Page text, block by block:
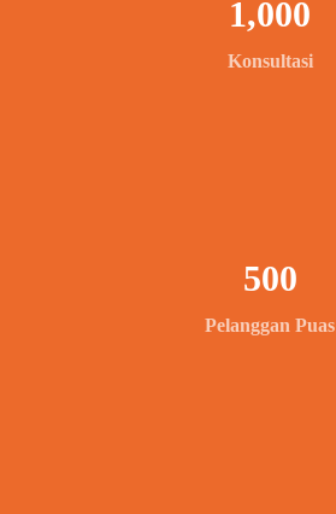
Konsultasi
1,000
Pelanggan Puas
500